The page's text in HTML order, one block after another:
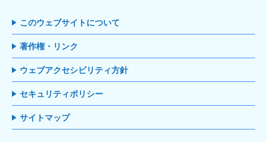
このウェブサイトについて
著作権・リンク
ウェブアクセシビリティ方針
セキュリティポリシー
サイトマップ